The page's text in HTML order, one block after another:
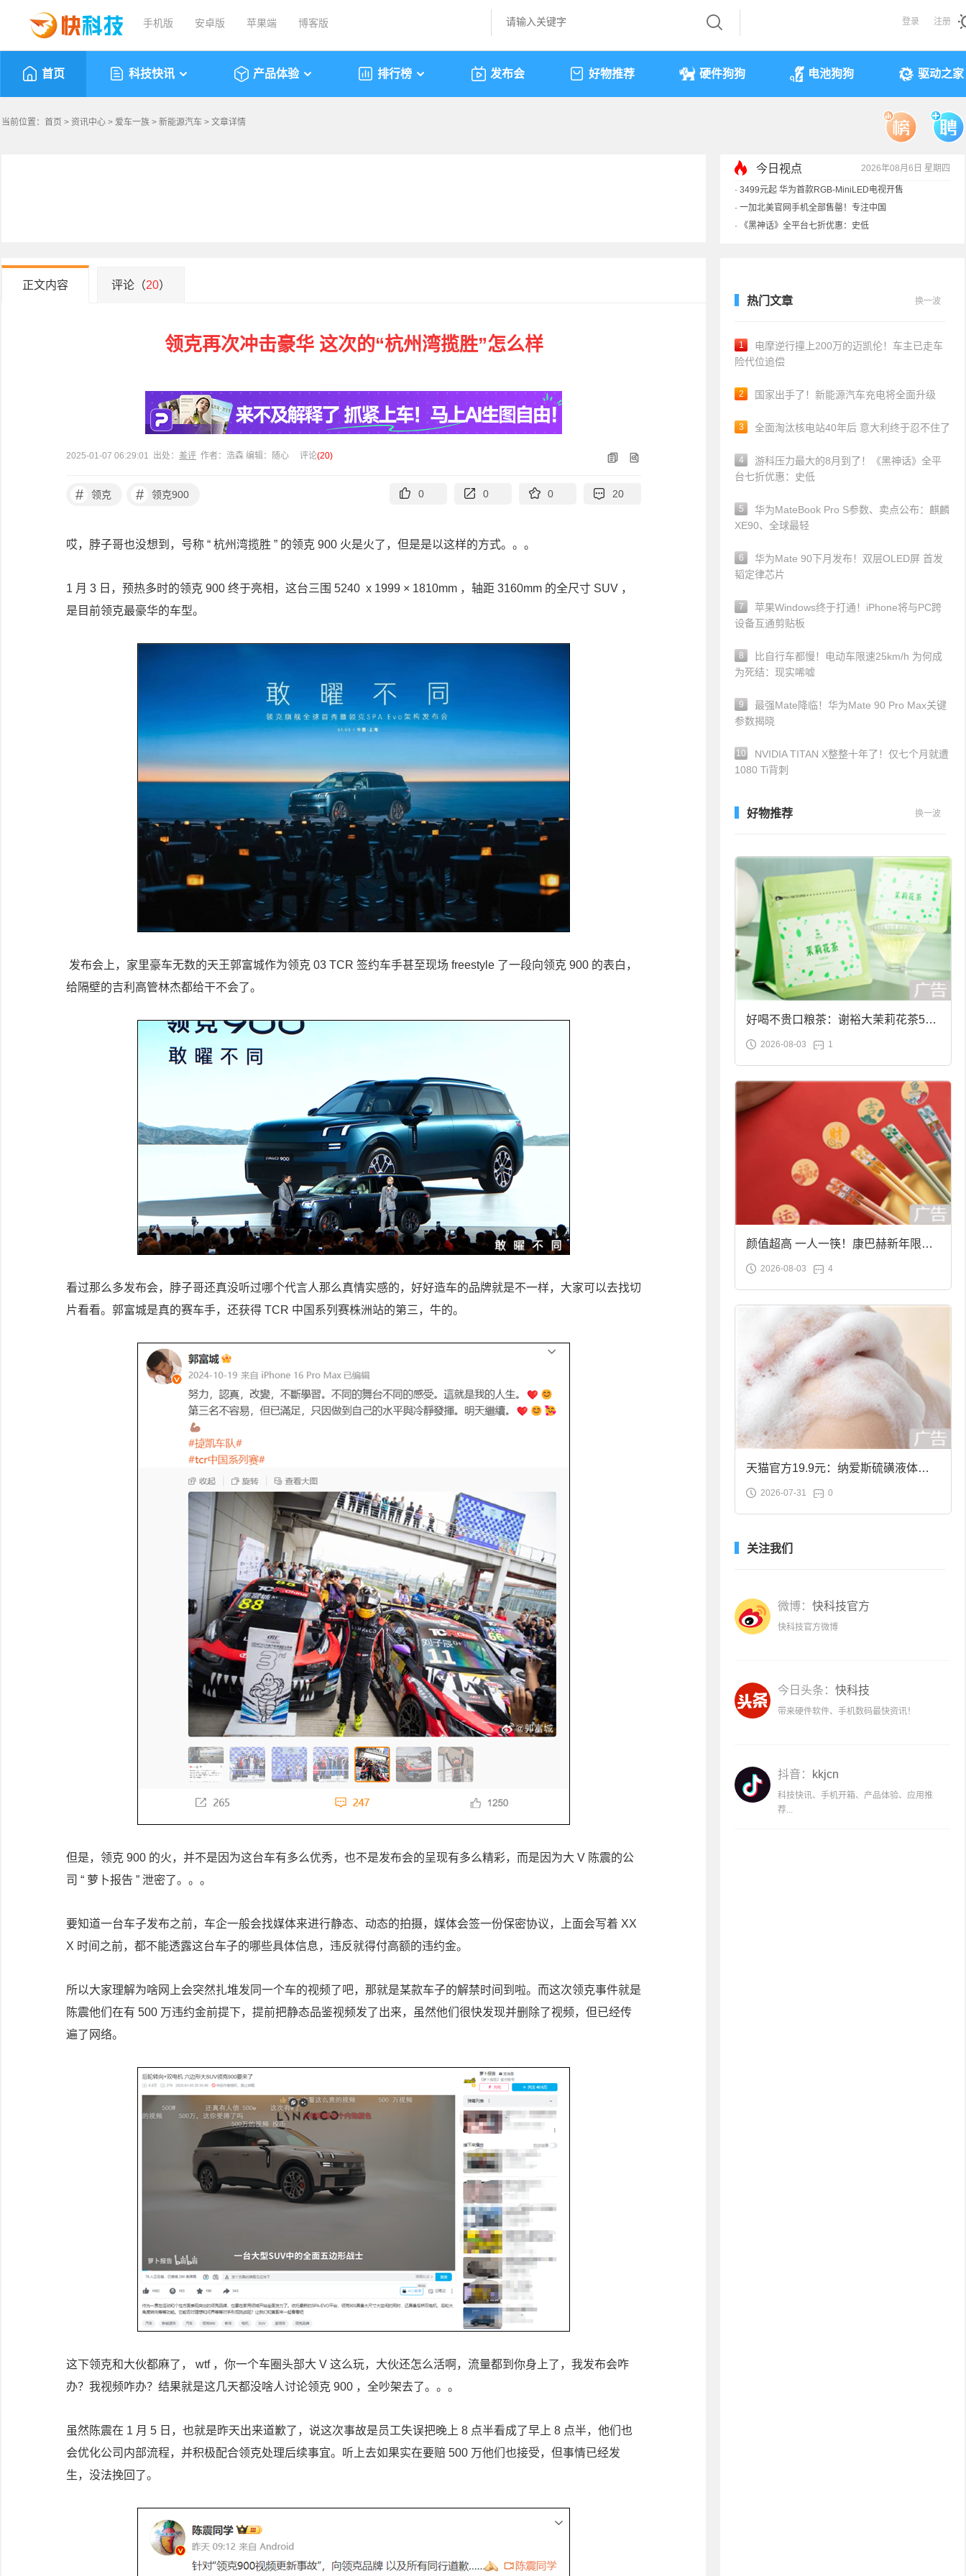
手机版 安卓版 苹果端 博客版 登录 注册
首页 科技快讯 产品体验 排行榜 发布会 好物推荐 硬件狗狗 电池狗狗 驱动之家
当前位置： 首页 > 资讯中心 > 爱车一族 > 新能源汽车 > 文章详情
今日视点 2026年08月6日 星期四
· 3499元起 华为首款RGB-MiniLED电视开售
· 一加北美官网手机全部售罄！专注中国
·
《黑神话》全平台七折优惠：史低
正文内容 评论（20）
领克再次冲击豪华 这次的“杭州湾揽胜”怎么样
2025-01-07 06:29:01 出处： 差评 作者：浩森 编辑：随心 评论(20)
# 领克 # 领克900 0 0 0 20
哎，脖子哥也没想到，号称 “ 杭州湾揽胜 ” 的领克 900 火是火了，但是是以这样的方式。。。
1 月 3 日，预热多时的领克 900 终于亮相，这台三围 5240 x 1999 × 1810mm ，轴距 3160mm 的全尺寸 SUV ，
是目前领克最豪华的车型。
发布会上，家里豪车无数的天王郭富城作为领克 03 TCR 签约车手甚至现场 freestyle 了一段向领克 900 的表白，
给隔壁的吉利高管林杰都给干不会了。
看过那么多发布会，脖子哥还真没听过哪个代言人那么真情实感的，好好造车的品牌就是不一样，大家可以去找切
片看看。郭富城是真的赛车手，还获得 TCR 中国系列赛株洲站的第三，牛的。
但是，领克 900 的火，并不是因为这台车有多么优秀，也不是发布会的呈现有多么精彩，而是因为大 V 陈震的公
司 “ 萝卜报告 ” 泄密了。。。
要知道一台车子发布之前，车企一般会找媒体来进行静态、动态的拍摄，媒体会签一份保密协议，上面会写着 XX
X 时间之前，都不能透露这台车子的哪些具体信息，违反就得付高额的违约金。
所以大家理解为啥网上会突然扎堆发同一个车的视频了吧，那就是某款车子的解禁时间到啦。而这次领克事件就是
陈震他们在有 500 万违约金前提下，提前把静态品鉴视频发了出来，虽然他们很快发现并删除了视频，但已经传
遍了网络。
这下领克和大伙都麻了， wtf ，你一个车圈头部大 V 这么玩，大伙还怎么活啊，流量都到你身上了，我发布会咋
办？我视频咋办？结果就是这几天都没啥人讨论领克 900 ，全吵架去了。。。
虽然陈震在 1 月 5 日，也就是昨天出来道歉了，说这次事故是员工失误把晚上 8 点半看成了早上 8 点半，他们也
会优化公司内部流程，并积极配合领克处理后续事宜。听上去如果实在要赔 500 万他们也接受，但事情已经发
生，没法挽回了。
热门文章 换一波
1
电摩逆行撞上200万的迈凯伦！车主已走车
险代位追偿
2 国家出手了！新能源汽车充电将全面升级
3 全面淘汰核电站40年后 意大利终于忍不住了
4
游科压力最大的8月到了！《黑神话》全平
台七折优惠：史低
5
华为MateBook Pro S参数、卖点公布：麒麟
XE90、全球最轻
6
华为Mate 90下月发布！双层OLED屏 首发
韬定律芯片
7
苹果Windows终于打通！iPhone将与PC跨
设备互通剪贴板
8
比自行车都慢！电动车限速25km/h 为何成
为死结：现实唏嘘
9
最强Mate降临！华为Mate 90 Pro Max关键
参数揭晓
10
NVIDIA TITAN X整整十年了！仅七个月就遭
1080 Ti背刺
好物推荐 换一波
好喝不贵口粮茶：谢裕大茉莉花茶50g
袋装9.9元到手
2026-08-03 1
颜值超高 一人一筷！康巴赫新年限定
合金筷子大促：19.9元
2026-08-03 4
天猫官方19.9元：纳爱斯硫磺液体香
皂2斤大促
2026-07-31 0
关注我们
微博： 快科技官方
快科技官方微博
今日头条： 快科技
带来硬件软件、手机数码最快资讯！
抖音： kkjcn
科技快讯、手机开箱、产品体验、应用推
荐...